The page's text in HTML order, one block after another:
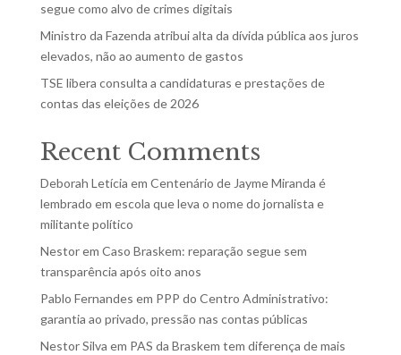
segue como alvo de crimes digitais
Ministro da Fazenda atribui alta da dívida pública aos juros
elevados, não ao aumento de gastos
TSE libera consulta a candidaturas e prestações de
contas das eleições de 2026
Recent Comments
Deborah Letícia em Centenário de Jayme Miranda é
lembrado em escola que leva o nome do jornalista e
militante político
Nestorem Caso Braskem: reparação segue sem
transparência após oito anos
Pablo Fernandes em PPP do Centro Administrativo:
garantia ao privado, pressão nas contas públicas
Nestor Silva em PAS da Braskem tem diferença de mais